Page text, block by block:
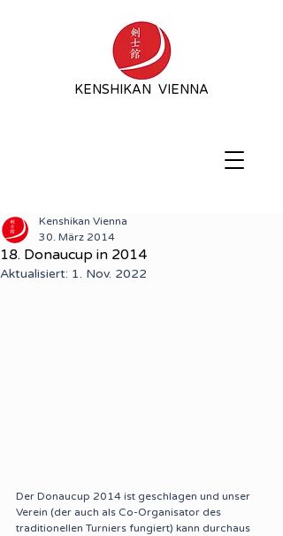
KENSHIKAN VIENNA
18. Donaucup in 2014
Kenshikan Vienna
30. März 2014
Aktualisiert: 1. Nov. 2022
Der Donaucup 2014 ist geschlagen und unser
Verein (der auch als Co-Organisator des
traditionellen Turniers fungiert) kann durchaus